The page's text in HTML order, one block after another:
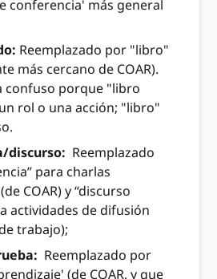
conferencia' más general
Reemplazado por "libro"
más cercano de COAR).
confuso porque "libro
rol o una acción; "libro"
discurso: Reemplazado
para charlas
COAR) y “discurso
actividades de difusión
trabajo);
Reemplazado por
(de COAR, y que